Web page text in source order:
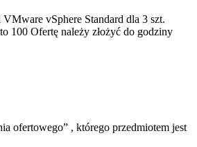
vSphere Standard dla 3 szt.
100 Ofertę należy złożyć do godziny
ofertowego” , którego przedmiotem jest